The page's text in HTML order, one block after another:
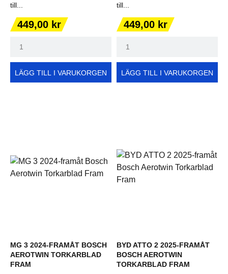
till...
Pris
449,00 kr
LÄGG TILL I VARUKORGEN
till...
Pris
449,00 kr
LÄGG TILL I VARUKORGEN
MG 3 2024-FRAMÅT BOSCH
AEROTWIN TORKARBLAD
FRAM
BYD ATTO 2 2025-FRAMÅT
BOSCH AEROTWIN
TORKARBLAD FRAM